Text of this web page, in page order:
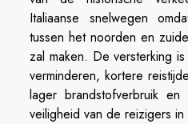
Italiaanse snelwegen
tussen het noorden en
zal maken. De versterking
verminderen, kortere
lager brandstofverbruik
veiligheid van de reizigers in